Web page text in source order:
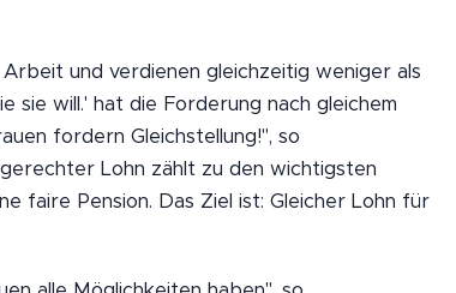
und verdienen gleichzeitig weniger als
sie will.' hat die Forderung nach gleichem
fordern Gleichstellung!", so
Lohn zählt zu den wichtigsten
faire Pension. Das Ziel ist: Gleicher Lohn für